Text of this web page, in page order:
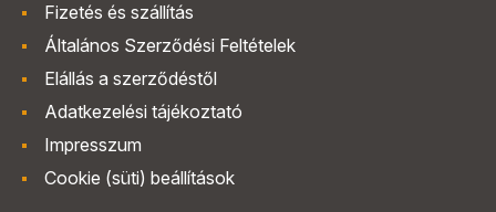
Fizetés és szállítás
Általános Szerződési Feltételek
Elállás a szerződéstől
Adatkezelési tájékoztató
Impresszum
Cookie (süti) beállítások